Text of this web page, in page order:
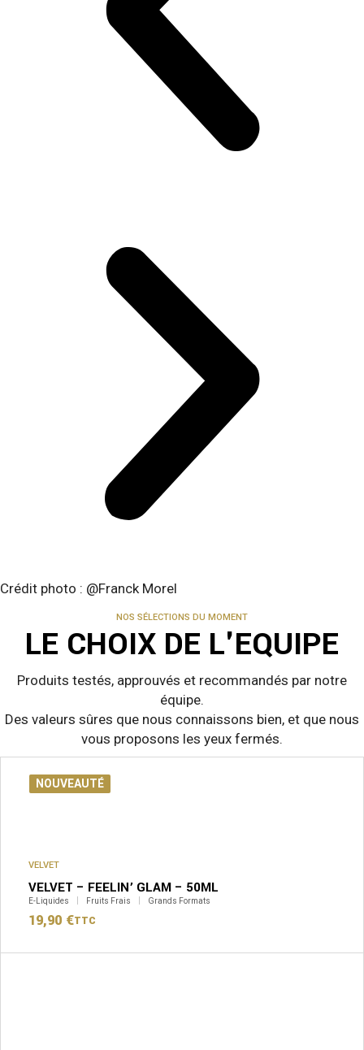
Crédit photo : @Franck Morel
NOS SÉLECTIONS DU MOMENT
LE CHOIX DE L'EQUIPE
Produits testés, approuvés et recommandés par notre
équipe.
Des valeurs sûres que nous connaissons bien, et que nous
vous proposons les yeux fermés.
PROMO
NOUVEAUTÉ
VELVET
VELVET – FEELIN’ GLAM – 50ML
E-Liquides Fruits Frais Grands Formats
19,90 €TTC